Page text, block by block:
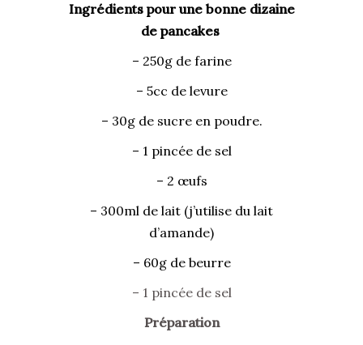
Ingrédients pour une bonne dizaine
de pancakes
– 250g de farine
– 5cc de levure
– 30g de sucre en poudre.
– 1 pincée de sel
– 2 œufs
– 300ml de lait (j’utilise du lait
d’amande)
– 60g de beurre
– 1 pincée de sel
Préparation